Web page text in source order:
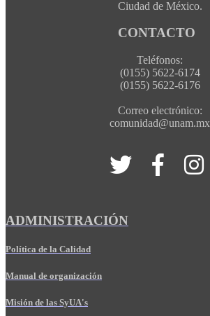
Ciudad de México.
CONTACTO
Teléfonos:
(0155) 5622-6174
(0155) 5622-6176
Correo electrónico:
comunidad@unam.mx
ADMINISTRACIÓN
Política de la Calidad
Manual de organización
Misión de las SyUA's